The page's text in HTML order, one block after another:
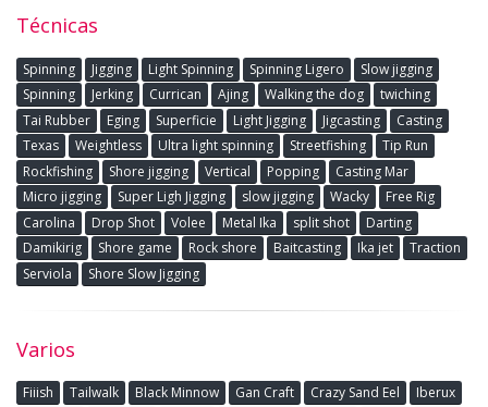
Técnicas
Spinning Jigging Light Spinning Spinning Ligero
Slow jigging
Spinning
Jerking Currican Ajing Walking the dog
twiching
Tai Rubber
Eging Superficie Light Jigging Jigcasting
Casting
Texas
Weightless Ultra light spinning Streetfishing
Tip Run
Rockfishing
Shore jigging Vertical Popping
Casting Mar
Micro jigging
Super Ligh Jigging slow jigging Wacky
Free Rig
Carolina
Drop Shot Volee Metal Ika split shot
Darting
Damikirig
Shore game Rock shore Baitcasting Ika jet
Traction
Serviola
Shore Slow Jigging
Varios
Fiiish Tailwalk Black Minnow Gan Craft Crazy Sand Eel
Iberux